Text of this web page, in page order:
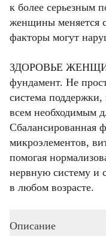
к более серьезным
женщины меняется
факторы могут
ЗДОРОВЬЕ
фундамент. Не
система поддержки,
всем необходимым
Сбалансированная
микроэлементов,
помогая
нервную систему и
в любом возрасте.
Описание